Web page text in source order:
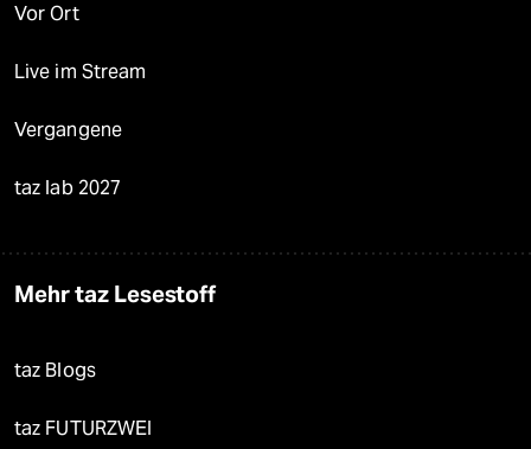
Vor Ort
Live im Stream
Vergangene
taz lab 2027
Mehr taz Lesestoff
taz Blogs
taz FUTURZWEI